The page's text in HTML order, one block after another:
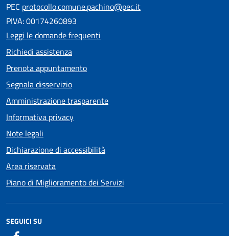
PEC protocollo.comune.pachino@pec.it
PIVA: 00174260893
Leggi le domande frequenti
Richiedi assistenza
Prenota appuntamento
Segnala disservizio
Amministrazione trasparente
Informativa privacy
Note legali
Dichiarazione di accessibilità
Area riservata
Piano di Miglioramento dei Servizi
SEGUICI SU